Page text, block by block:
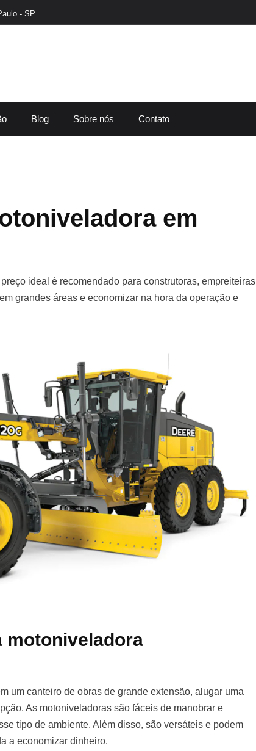
- SP
Blog Sobre nós Contato
em
ideal é recomendado para construtoras, empreiteiras
grandes áreas e economizar na hora da operação e
motoniveladora
um canteiro de obras de grande extensão, alugar uma
As motoniveladoras são fáceis de manobrar e
tipo de ambiente. Além disso, são versáteis e podem
a economizar dinheiro.